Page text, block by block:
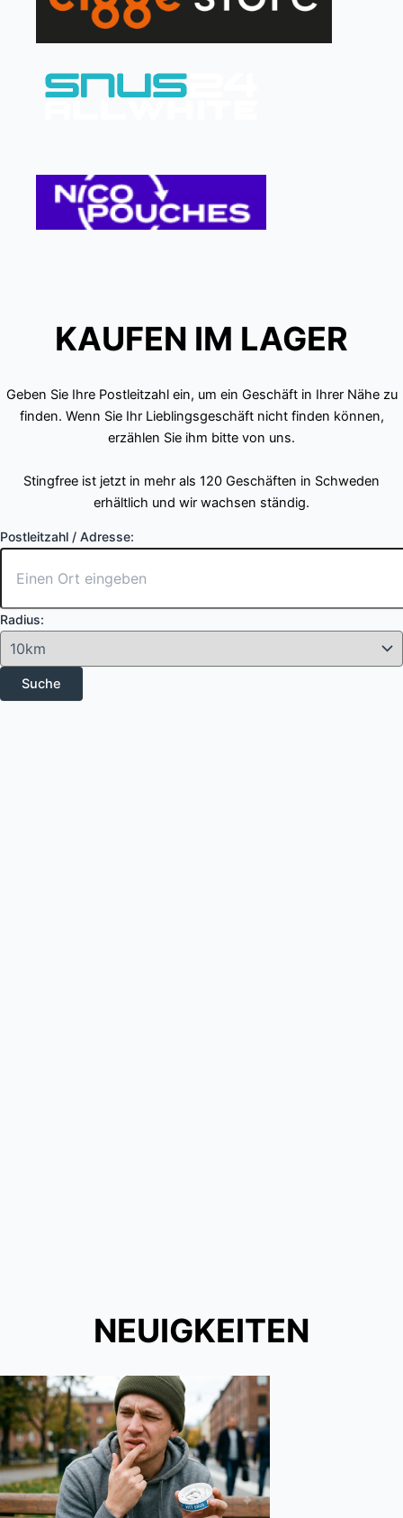
KAUFEN IM LAGER
Geben Sie Ihre Postleitzahl ein, um ein Geschäft in Ihrer Nähe zu
finden. Wenn Sie Ihr Lieblingsgeschäft nicht finden können,
erzählen Sie ihm bitte von uns.
Stingfree ist jetzt in mehr als 120 Geschäften in Schweden
erhältlich und wir wachsen ständig.
Postleitzahl / Adresse:
Radius:
NEUIGKEITEN